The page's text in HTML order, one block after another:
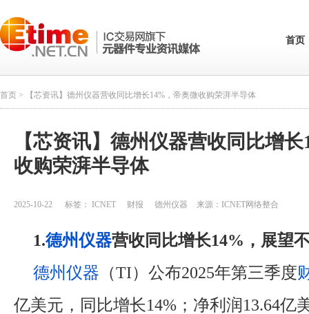
首页
首页 > 【芯资讯】德州仪器营收同比增长14%，帝奥微收购荣湃半导体
【芯资讯】德州仪器营收同比增
收购荣湃半导体
2025-10-22 标签： ICNET 财报 德州仪器 来源： ICNET网络整合
1.德州仪器营收同比增长14%，展望
德州仪器 （TI）公布2025年第三季度
亿美元，同比增长14%；净利润13.64亿